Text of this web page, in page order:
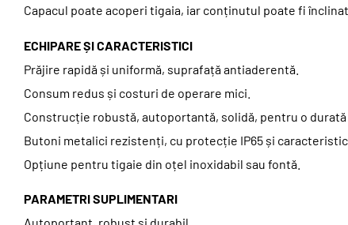
Capacul poate acoperi tigaia, iar conținutul poate fi
ECHIPARE ȘI CARACTERISTICI
Prăjire rapidă și uniformă, suprafață antiaderentă.
Consum redus și costuri de operare mici.
Construcție robustă, autoportantă, solidă, pentru o durată
Butoni metalici rezistenți, cu protecție IP65 și
Opțiune pentru tigaie din oțel inoxidabil sau fontă.
PARAMETRI SUPLIMENTARI